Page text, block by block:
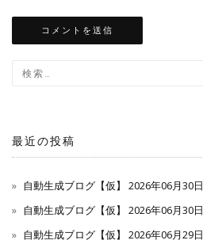
最近の投稿
自動生成ブログ【仮】 2026年06月30日
自動生成ブログ【仮】 2026年06月30日
自動生成ブログ【仮】 2026年06月29日